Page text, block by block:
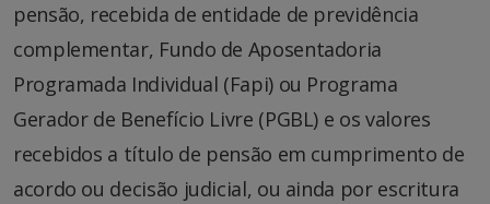
pensão, recebida de entidade de previdência
complementar, Fundo de Aposentadoria
Programada Individual (Fapi) ou Programa
Gerador de Benefício Livre (PGBL) e os valores
recebidos a título de pensão em cumprimento de
acordo ou decisão judicial, ou ainda por escritura